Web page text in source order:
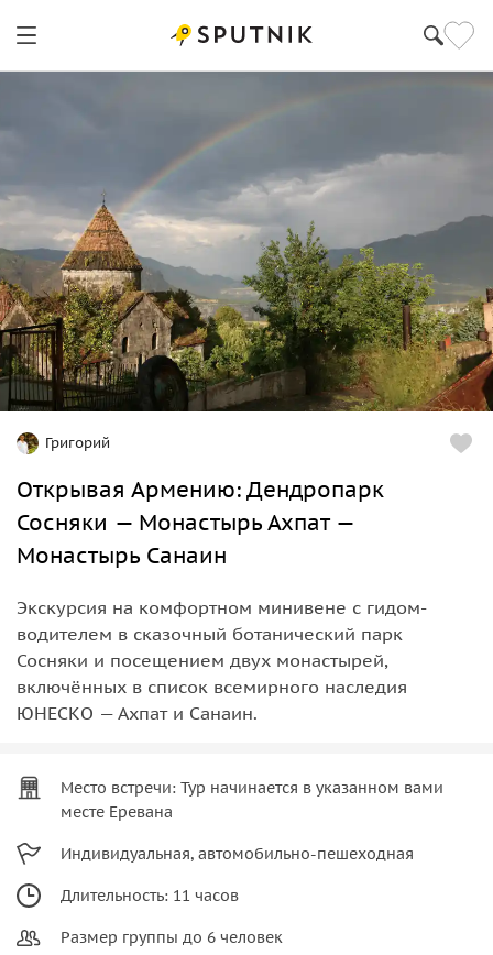
Григорий
Открывая Армению: Дендропарк
Сосняки — Монастырь Ахпат —
Монастырь Санаин
Экскурсия на комфортном минивене с гидом-
водителем в сказочный ботанический парк
Сосняки и посещением двух монастырей,
включённых в список всемирного наследия
ЮНЕСКО — Ахпат и Санаин.
Место встречи: Тур начинается в указанном вами
месте Еревана
Индивидуальная, автомобильно-пешеходная
Длительность: 11 часов
Размер группы до 6 человек